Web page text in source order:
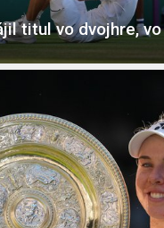
titul vo dvojhre,